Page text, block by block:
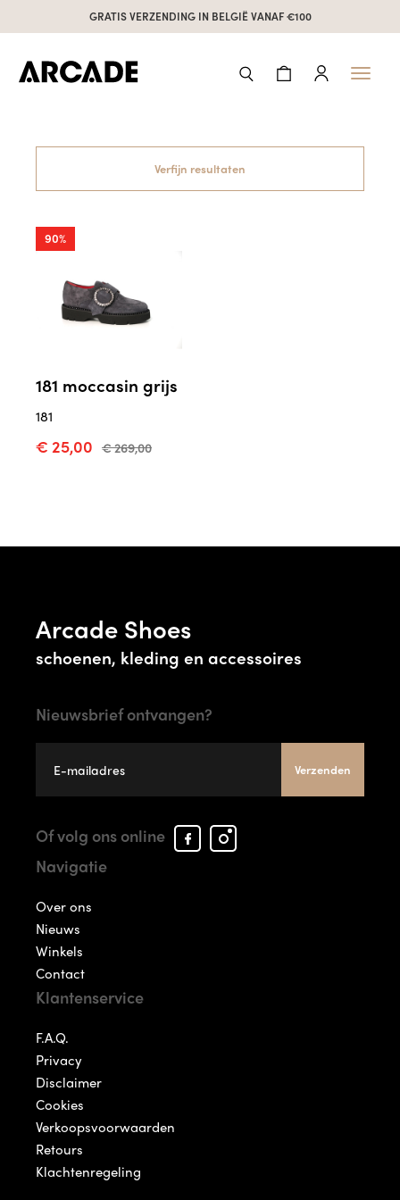
GRATIS VERZENDING IN BELGIË VANAF €100
Toggle
Verfijn resultaten
90%
181 moccasin grijs
181
€ 25,00 € 269,00
Arcade Shoes
schoenen, kleding en accessoires
Nieuwsbrief ontvangen?
Verzenden
Of volg ons online Facebook
Arcade
Instagram
Arcade
Navigatie
Over ons
Nieuws
Winkels
Contact
Klantenservice
F.A.Q.
Privacy
Disclaimer
Cookies
Verkoopsvoorwaarden
Retours
Klachtenregeling